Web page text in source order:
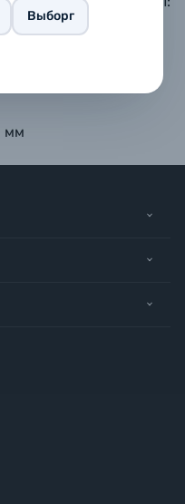
Выборг
сталь.
мм